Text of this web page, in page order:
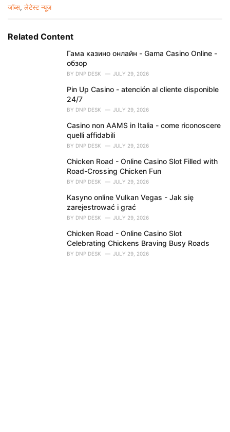
C
e
जॉब्स,लेटेस्ट न्यूज़
Related Content
Гама казино онлайн - Gama Casino Online -
обзор
BY DNP DESK JULY 29, 2026
Pin Up Casino - atención al cliente disponible
24/7
BY DNP DESK JULY 29, 2026
Casino non AAMS in Italia - come riconoscere
quelli affidabili
BY DNP DESK JULY 29, 2026
Chicken Road - Online Casino Slot Filled with
Road-Crossing Chicken Fun
BY DNP DESK JULY 29, 2026
Kasyno online Vulkan Vegas - Jak się
zarejestrować i grać
BY DNP DESK JULY 29, 2026
Chicken Road - Online Casino Slot
Celebrating Chickens Braving Busy Roads
BY DNP DESK JULY 29, 2026